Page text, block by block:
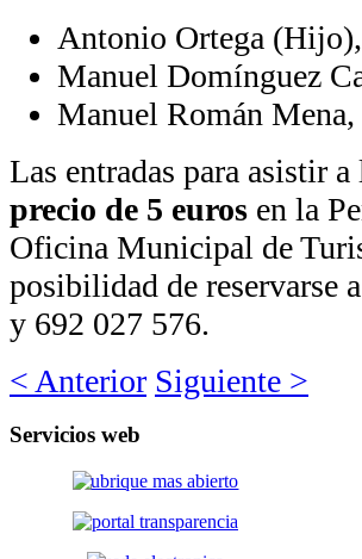
Antonio Ortega
Manuel Domínguez
Manuel Román
Las entradas para asistir
precio de 5 euros en la
Oficina Municipal de
posibilidad de reservarse
y 692 027 576.
< Anterior Siguiente >
Servicios web